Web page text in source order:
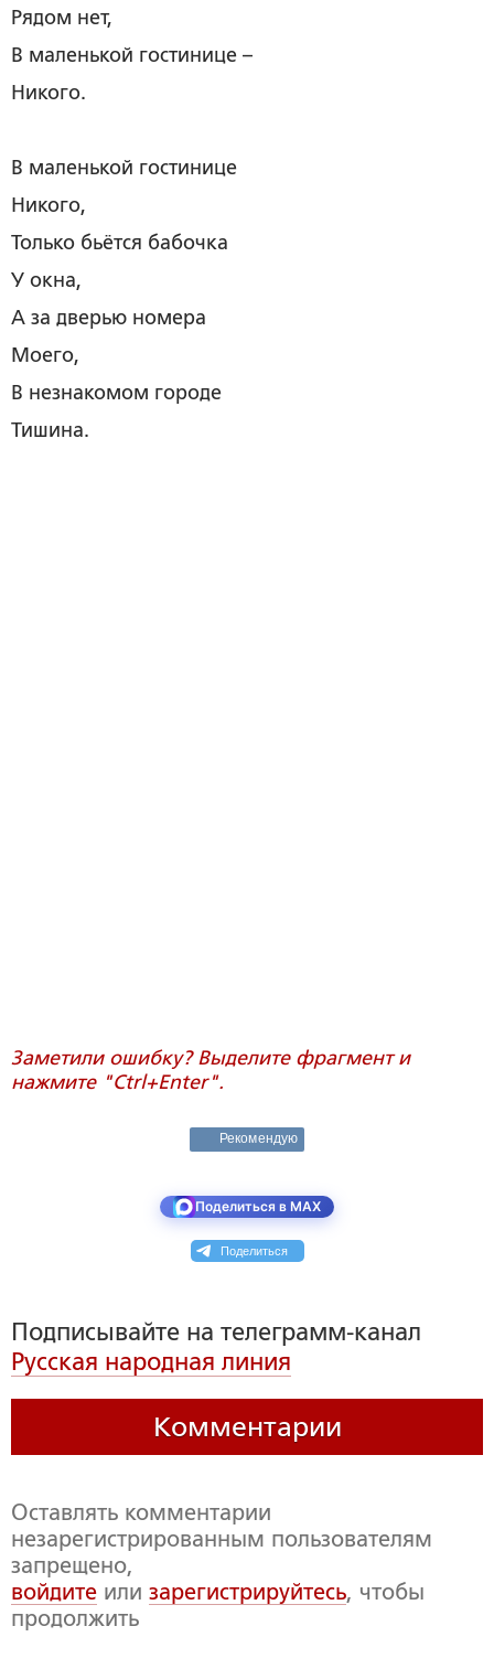
Рядом нет,
В маленькой гостинице –
Никого.
В маленькой гостинице
Никого,
Только бьётся бабочка
У окна,
А за дверью номера
Моего,
В незнакомом городе
Тишина.
Заметили ошибку? Выделите фрагмент и
нажмите "Ctrl+Enter".
Рекомендую
Поделиться в MAX
Поделиться
Подписывайте на телеграмм-канал
Русская народная линия
Комментарии
Оставлять комментарии
незарегистрированным пользователям
запрещено,
войдите или зарегистрируйтесь, чтобы
продолжить